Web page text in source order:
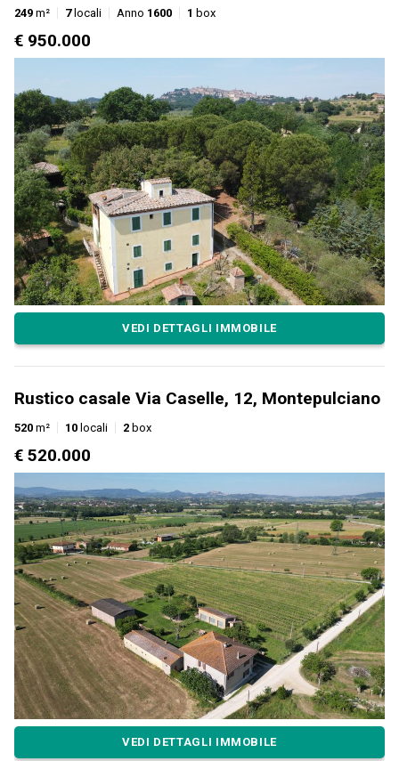
249 m² 7locali Anno 1600 1 box
€ 950.000
VEDI DETTAGLI IMMOBILE
Rustico casale Via Caselle, 12, Montepulciano
520 m² 10 locali 2 box
€ 520.000
VEDI DETTAGLI IMMOBILE